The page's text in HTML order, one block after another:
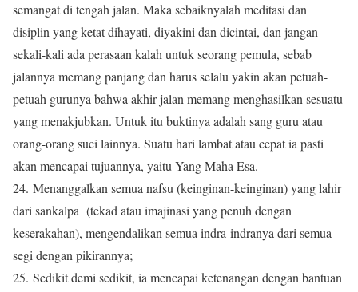
semangat di tengah jalan. Maka sebaiknyalah meditasi dan
disiplin yang ketat dihayati, diyakini dan dicintai, dan jangan
sekali-kali ada perasaan kalah untuk seorang pemula, sebab
jalannya memang panjang dan harus selalu yakin akan petuah-
petuah gurunya bahwa akhir jalan memang menghasilkan sesuatu
yang menakjubkan. Untuk itu buktinya adalah sang guru atau
orang-orang suci lainnya. Suatu hari lambat atau cepat ia pasti
akan mencapai tujuannya, yaitu Yang Maha Esa.
24. Menanggalkan semua nafsu (keinginan-keinginan) yang lahir
dari sankalpa (tekad atau imajinasi yang penuh dengan
keserakahan), mengendalikan semua indra-indranya dari semua
segi dengan pikirannya;
25. Sedikit demi sedikit, ia mencapai ketenangan dengan bantuan